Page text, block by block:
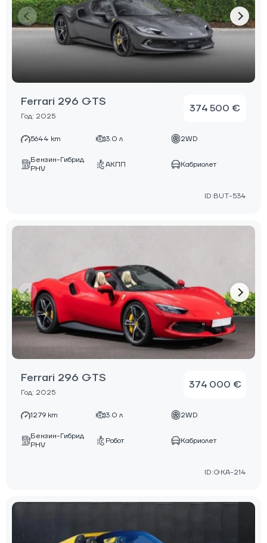
Ferrari 296 GTS
Год: 2025
374 500 €
5644 km 3.0 л 2WD
Бензин-Гибрид
PHV
АКПП Кабриолет
ID:BUT-534
Ferrari 296 GTS
Год: 2025
374 000 €
1279 km 3.0 л 2WD
Бензин-Гибрид
PHV
Робот Кабриолет
ID:GKA-214